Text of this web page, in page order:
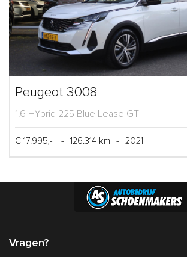
Peugeot 3008
1.6 HYbrid 225 Blue Lease GT
€ 17.995,- - 126.314 km - 2021
Vragen?